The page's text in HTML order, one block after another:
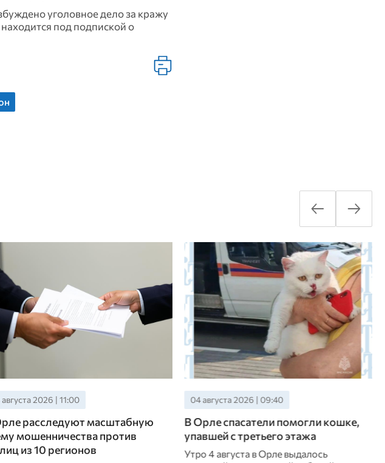
уголовное дело за кражу
под подпиской о
2026 | 11:00
расследуют масштабную
мошенничества против
из 10 регионов
04 августа 2026 | 09:40
В Орле спасатели помогли кошке,
упавшей с третьего этажа
Утро 4 августа в Орле выдалось